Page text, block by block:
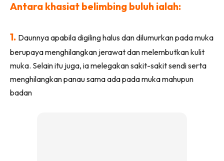
Sembang Laman
Tip Impiana
Tip Laman
Antara khasiat belimbing buluh ialah:
1. Daunnya apabila digiling halus dan dilumurkan pada muka
berupaya menghilangkan jerawat dan melembutkan kulit
muka. Selain itu juga, ia melegakan sakit-sakit sendi serta
menghilangkan panau sama ada pada muka mahupun
badan